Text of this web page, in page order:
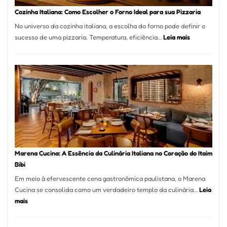
Portal
Resolver
Isso
Cozinha Italiana: Como Escolher o Forno Ideal para sua Pizzaria
No universo da cozinha italiana, a escolha do forno pode definir o
sucesso de uma pizzaria. Temperatura, eficiência…Leia mais:
Como
Escolher
o
Forno
Ideal
para
sua
Pizzaria
Marena Cucina: A Essência da Culinária Italiana no Coração do Itaim
Bibi
Em meio à efervescente cena gastronômica paulistana, o Marena
Cucina se consolida como um verdadeiro templo da culinária… Leia
mais: